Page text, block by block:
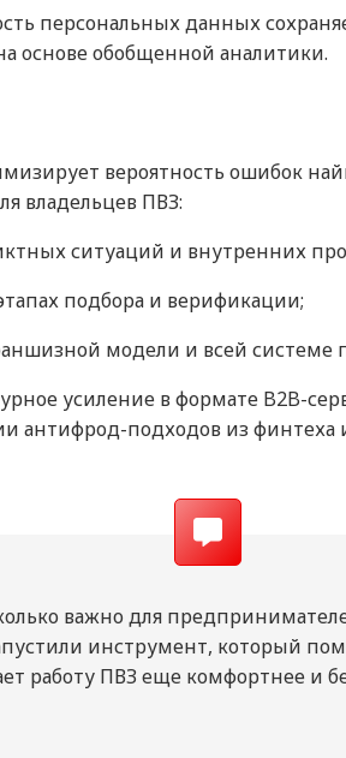
персональных данных
основе обобщенной аналитики.
вероятность ошибок
владельцев ПВЗ:
ситуаций и внутренних
подбора и верификации;
модели и всей системе
усиление в формате B2B-
антифрод-подходов из финтеха
важно для
инструмент, который
работу ПВЗ еще комфортнее и